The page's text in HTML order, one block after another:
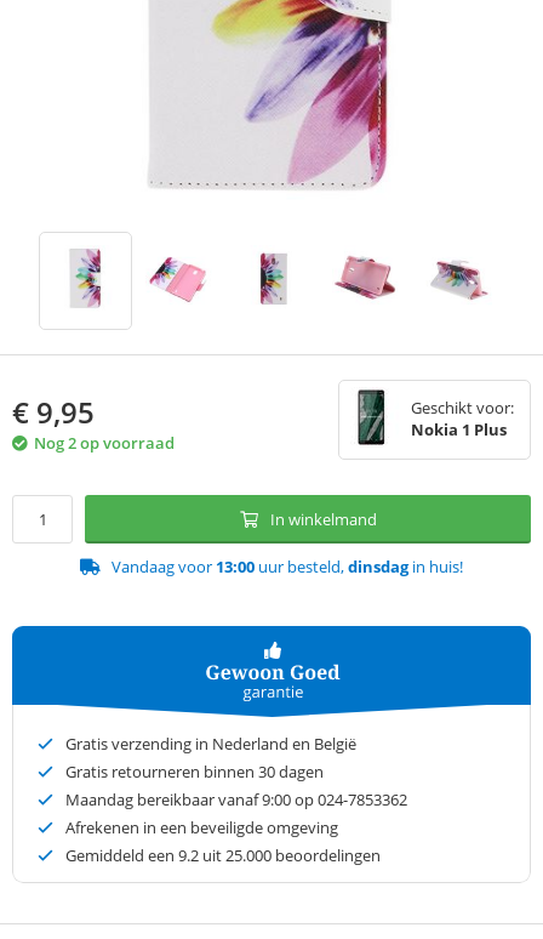
€ 9,95
Nog 2 op voorraad
Geschikt voor:
Nokia 1 Plus
In winkelmand
Vandaag voor 13:00 uur besteld,dinsdagin huis!
Gratis verzending in Nederland en België
Gratis retourneren binnen 30 dagen
Maandag bereikbaar vanaf 9:00 op 024-7853362
Afrekenen in een beveiligde omgeving
Gemiddeld een 9.2 uit 25.000 beoordelingen